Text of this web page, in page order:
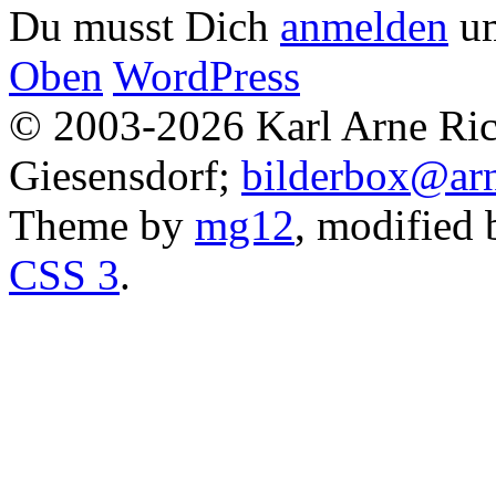
Du musst Dich anmelden
Oben WordPress
© 2003-2026 Karl Arne
Giesensdorf;
Theme by mg12, modified
CSS 3.